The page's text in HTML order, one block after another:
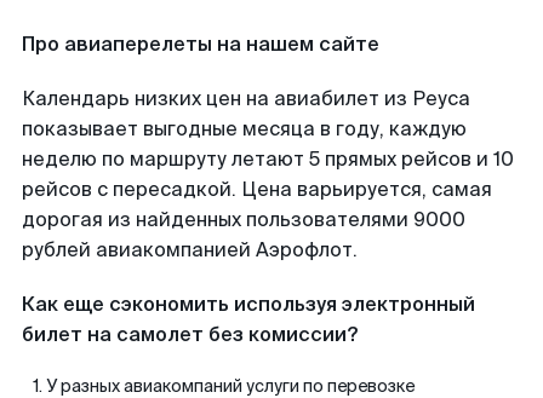
Про авиаперелеты на нашем сайте
Календарь низких цен на авиабилет из Реуса
показывает выгодные месяца в году, каждую
неделю по маршруту летают 5 прямых рейсов и 10
рейсов с пересадкой. Цена варьируется, самая
дорогая из найденных пользователями 9000
рублей авиакомпанией Аэрофлот.
Как еще сэкономить используя электронный
билет на самолет без комиссии?
У разных авиакомпаний услуги по перевозке